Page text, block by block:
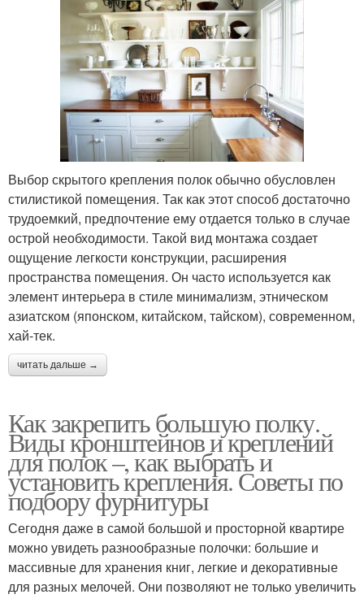
Выбор скрытого крепления полок обычно обусловлен
стилистикой помещения. Так как этот способ достаточно
трудоемкий, предпочтение ему отдается только в случае
острой необходимости. Такой вид монтажа создает
ощущение легкости конструкции, расширения
пространства помещения. Он часто используется как
элемент интерьера в стиле минимализм, этническом
азиатском (японском, китайском, тайском), современном,
хай-тек.
читать дальше →
Как закрепить большую полку.
Виды кронштейнов и креплений
для полок –, как выбрать и
установить крепления. Советы по
подбору фурнитуры
Сегодня даже в самой большой и просторной квартире
можно увидеть разнообразные полочки: большие и
массивные для хранения книг, легкие и декоративные
для разных мелочей. Они позволяют не только увеличить